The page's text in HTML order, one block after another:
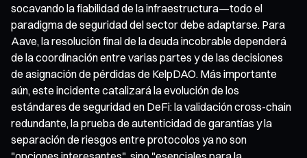
socavando la fiabilidad de la infraestructura—todo el
paradigma de seguridad del sector debe adaptarse. Para
Aave, la resolución final de la deuda incobrable dependerá
de la coordinación entre varias partes y de las decisiones
de asignación de pérdidas de KelpDAO. Más importante
aún, este incidente catalizará la evolución de los
estándares de seguridad en DeFi: la validación cross-chain
redundante, la prueba de autenticidad de garantías y la
separación de riesgos entre protocolos ya no son